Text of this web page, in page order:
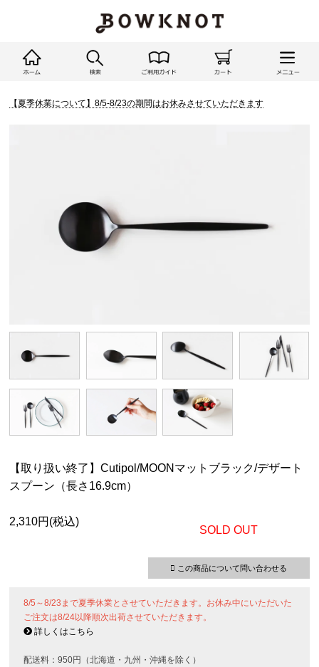
【夏季休業について】8/5-8/23の期間はお休みさせていただきます
【取り扱い終了】Cutipol/MOONマットブラック/デザート
スプーン（長さ16.9cm）
2,310円(税込)
SOLD OUT
この商品について問い合わせる
8/5～8/23まで夏季休業とさせていただきます。お休み中にいただいた
ご注文は8/24以降順次出荷させていただきます。
詳しくはこちら
配送料：950円（北海道・九州・沖縄を除く）